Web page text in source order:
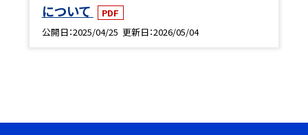
について
PDF
公開日 2025/04/25 更新日 2026/05/04